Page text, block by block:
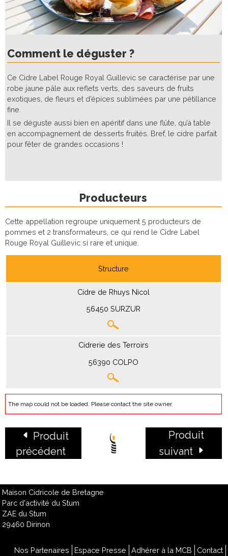
Comment le déguster ?
Ce Cidre Label Rouge Royal Guillevic se caractérise par une
robe jaune pâle aux reflets verts, des saveurs de fruits
exotiques, de fleurs et d’épices sublimées par une pétillance
fine.
Il se déguste aussi bien en apéritif dans une flûte, qu’à table
en accompagnement de desserts fruités. Bref, le cidre parfait
pour fêter de grandes occasions !
Producteurs
Cette appellation regroupe uniquement 5 producteurs de
pommes et 2 transformateurs, ce qui rend le Cidre Label
Rouge Royal Guillevic si rare et unique.
Structure
Cidre de Rhuys Nicol
56450 SURZUR
Cidrerie des Terroirs
56390 COLPO
The map could not be loaded. Please contact the site owner.
Produit
précédent
Produit
suivant
Maison Cidricole de Bretagne
Parc d'activité du Stum
ZAE du Stum
29460 Dirinon
Nos Partenaires Espace Presse Adhérer à la MCB
Contact